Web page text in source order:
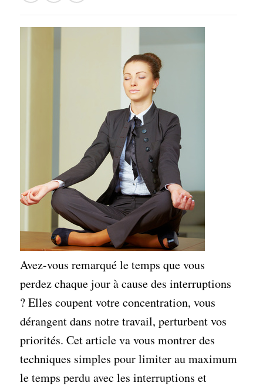
Avez-vous remarqué le temps que vous
perdez chaque jour à cause des interruptions
? Elles coupent votre concentration, vous
dérangent dans notre travail, perturbent vos
priorités. Cet article va vous montrer des
techniques simples pour limiter au maximum
le temps perdu avec les interruptions et